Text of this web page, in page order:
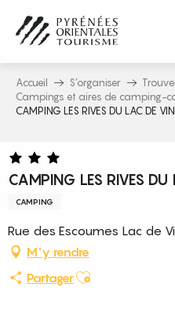
contenu
principal
Accueil S’organiser
Campings et aires de camping-
CAMPING LES RIVES DU LAC DE
CAMPING LES RIVES
CAMPING
Rue des Escoumes Lac de
M'y rendre
PartagerAjouter aux